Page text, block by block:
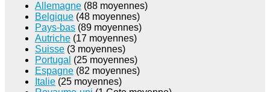
Allemagne (88 moyennes)
Belgique (48 moyennes)
Pays-bas (89 moyennes)
Autriche (17 moyennes)
Suisse (3 moyennes)
Portugal (25 moyennes)
Espagne (82 moyennes)
Italie (25 moyennes)